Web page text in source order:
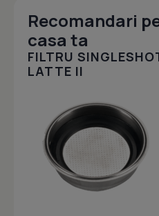
Recomandari
casa ta
FILTRU
LATTE II